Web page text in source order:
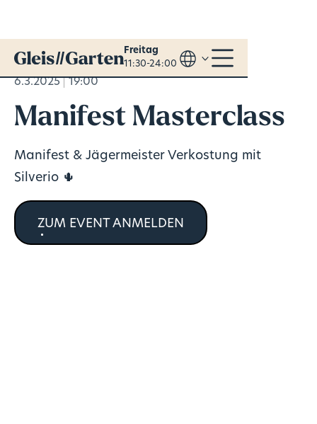
Freitag
11:30-24:00
6.3.2025 19:00
Manifest Masterclass
Manifest & Jägermeister Verkostung mit
Silverio 🌵
ZUM EVENT ANMELDEN